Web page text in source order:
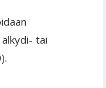
tai